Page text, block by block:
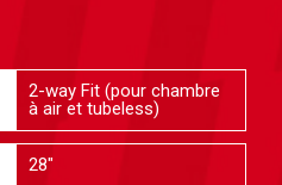
2-way Fit (pour chambre
à air et tubeless)
28"